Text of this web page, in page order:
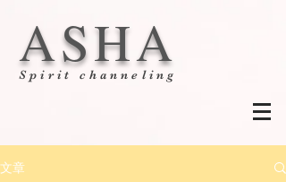
Spirit channeling
ASHA
文章